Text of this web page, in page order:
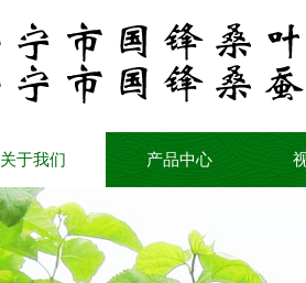
关于我们 产品中心